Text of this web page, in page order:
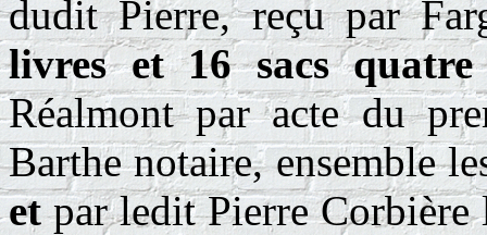
dudit Pierre, reçu par
livres et 16 sacs quatre
Réalmont par acte du
Barthe notaire, ensemble
etpar ledit Pierre Corbière